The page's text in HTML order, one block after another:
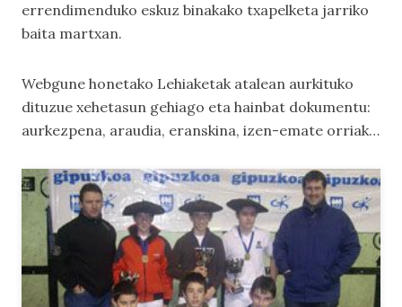
errendimenduko eskuz binakako txapelketa jarriko
baita martxan.
Webgune honetako Lehiaketak atalean aurkituko
dituzue xehetasun gehiago eta hainbat dokumentu:
aurkezpena, araudia, eranskina, izen-emate orriak…